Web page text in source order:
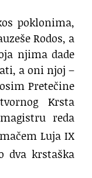
poklonima,
Rodos, a
njima dade
a oni njoj –
Pretečine
Krsta
reda
Luja IX
dva krstaška